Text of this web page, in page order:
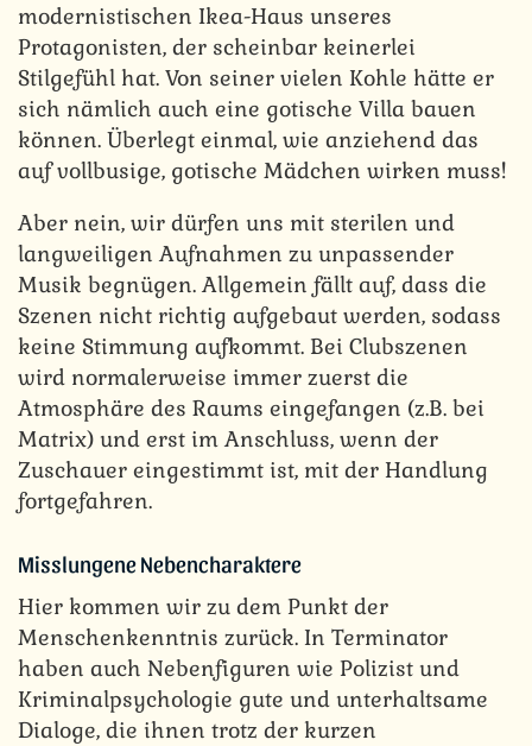
modernistischen Ikea-Haus unseres
Protagonisten, der scheinbar keinerlei
Stilgefühl hat. Von seiner vielen Kohle hätte er
sich nämlich auch eine gotische Villa bauen
können. Überlegt einmal, wie anziehend das
auf vollbusige, gotische Mädchen wirken muss!
Aber nein, wir dürfen uns mit sterilen und
langweiligen Aufnahmen zu unpassender
Musik begnügen. Allgemein fällt auf, dass die
Szenen nicht richtig aufgebaut werden, sodass
keine Stimmung aufkommt. Bei Clubszenen
wird normalerweise immer zuerst die
Atmosphäre des Raums eingefangen (z.B. bei
Matrix) und erst im Anschluss, wenn der
Zuschauer eingestimmt ist, mit der Handlung
fortgefahren.
Misslungene Nebencharaktere
Hier kommen wir zu dem Punkt der
Menschenkenntnis zurück. In Terminator
haben auch Nebenfiguren wie Polizist und
Kriminalpsychologie gute und unterhaltsame
Dialoge, die ihnen trotz der kurzen